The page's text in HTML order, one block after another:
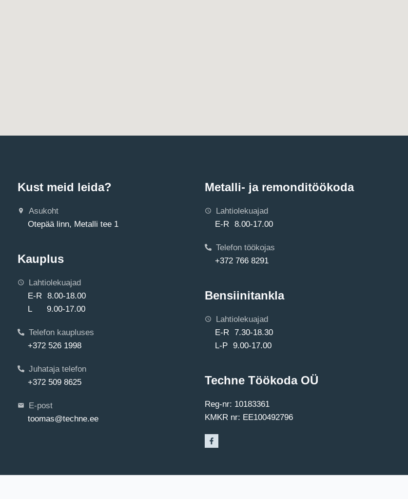
Kust meid leida?
Asukoht
Otepää linn, Metalli tee 1
Kauplus
Lahtiolekuajad
E-R 8.00-18.00
L 9.00-17.00
Telefon kaupluses
+372 526 1998
Juhataja telefon
+372 509 8625
E-post
toomas@techne.ee
Metalli- ja remonditöökoda
Lahtiolekuajad
E-R 8.00-17.00
Telefon töökojas
+372 766 8291
Bensiinitankla
Lahtiolekuajad
E-R 7.30-18.30
L-P 9.00-17.00
Techne Töökoda OÜ
Reg-nr: 10183361
KMKR nr: EE100492796